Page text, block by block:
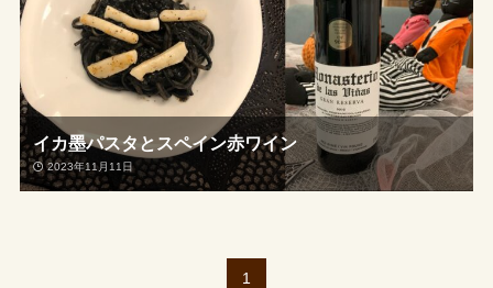
イカ墨パスタとスペイン赤ワイン
2023年11月11日
1